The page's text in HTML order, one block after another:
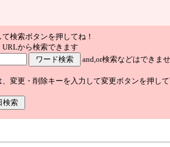
検索ボタンを押してね！
から検索できます
and,or検索などはできま
変更・削除キーを入力して変更ボタンを押し